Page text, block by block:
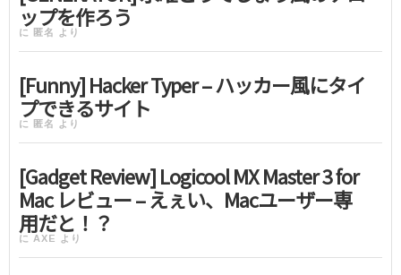
ップを作ろう
に 匿名 より
[Funny] Hacker Typer – ハッカー風にタイ
プできるサイト
に 匿名 より
[Gadget Review] Logicool MX Master 3 for
Mac レビュー – えぇい、Macユーザー専
用だと！？
に AXE より